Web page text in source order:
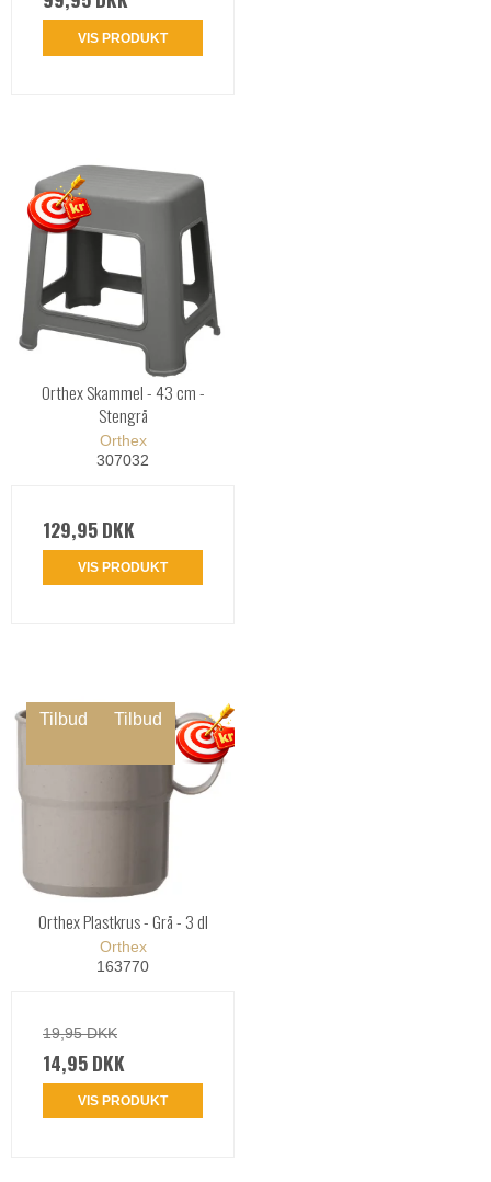
VIS PRODUKT
Orthex Skammel - 43 cm -
Stengrå
Orthex
307032
129,95 DKK
VIS PRODUKT
Tilbud Tilbud
Orthex Plastkrus - Grå - 3 dl
Orthex
163770
19,95 DKK
14,95 DKK
VIS PRODUKT